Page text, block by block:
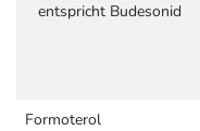
entspricht Budesonid
Formoterol